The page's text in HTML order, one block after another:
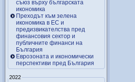
съюз върху българската
икономика
Преходът към зелена
икономика в ЕС и
предизвикателства пред
финансовия сектор и
публичните финанси на
България
Еврозоната и икономически
перспективи пред България
2022